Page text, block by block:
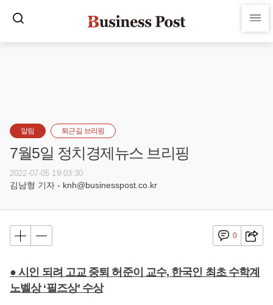
알림 퇴근길 브리핑
7월5일 정치경제뉴스 브리핑
2022-07-05 19:03:30
김남형 기자 - knh@businesspost.co.kr
0
● 시인 되려 고교 중퇴 허준이 교수, 한국인 최초 수학계
노벨상 ‘필즈상’ 수상